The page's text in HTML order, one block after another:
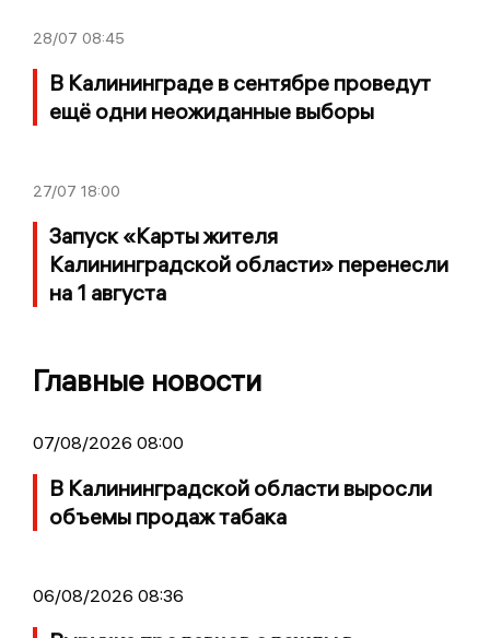
28/07 08:45
В Калининграде в сентябре проведут
ещё одни неожиданные выборы
27/07 18:00
Запуск «Карты жителя
Калининградской области» перенесли
на 1 августа
Главные новости
07/08/2026 08:00
В Калининградской области выросли
объемы продаж табака
06/08/2026 08:36